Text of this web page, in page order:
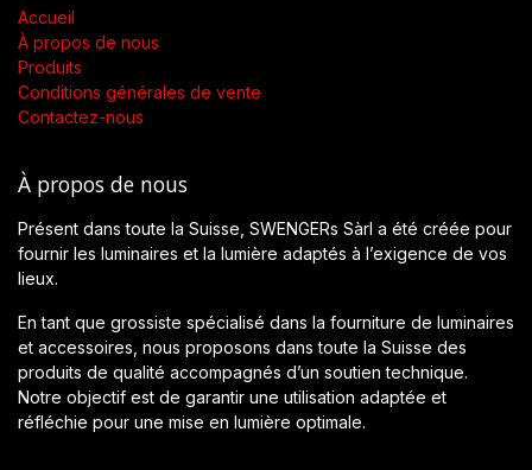
Accueil
À propos de nous
Produits
Conditions générales de vente
Contactez-nous
À propos de nous
Présent dans toute la Suisse, SWENGERs Sàrl a été créée pour
fournir les luminaires et la lumière adaptés à l’exigence de vos
lieux.
En tant que grossiste spécialisé dans la fourniture de luminaires
et accessoires, nous proposons dans toute la Suisse des
produits de qualité accompagnés d’un soutien technique.
Notre objectif est de garantir une utilisation adaptée et
réfléchie pour une mise en lumière optimale.